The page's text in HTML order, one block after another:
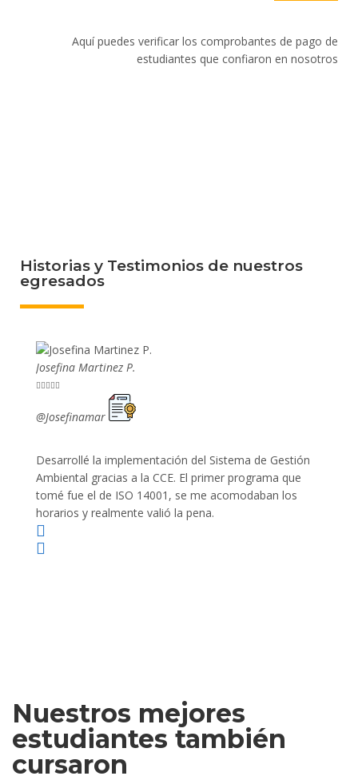
Aquí puedes verificar los comprobantes de pago de
estudiantes que confiaron en nosotros
Historias y Testimonios de nuestros
egresados
Josefina Martinez P.

@Josefinamar
Desarrollé la implementación del Sistema de Gestión
Ambiental gracias a la CCE. El primer programa que
tomé fue el de ISO 14001, se me acomodaban los
horarios y realmente valió la pena.
Nuestros mejores
estudiantes también
cursaron